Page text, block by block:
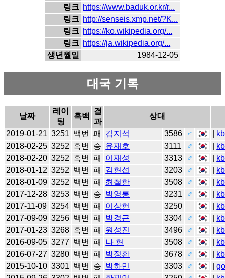
링크 https://www.baduk.or.kr/r...
링크 http://senseis.xmp.net/?K...
링크 https://ko.wikipedia.org/...
링크 https://ja.wikipedia.org/...
생년월일
1984-12-05
대국 기록
날짜
레이
팅
흑백
결
과
상대
2019-01-21 3251 백번 패 김지석 3586 ♂
2018-02-25 3252 흑번 승 유재호 3111 ♂
2018-02-20 3252 흑번 패 이재성 3313 ♂
2018-01-12 3252 백번 패 김현섭 3203 ♂
2018-01-09 3252 백번 패 최철한 3508 ♂
2017-12-28 3253 백번 승 박영롱 3231 ♂
2017-11-09 3254 백번 패 이상헌 3250
2017-09-09 3256 백번 패 박경근 3304 ♂
2017-01-23 3268 흑번 패 원성진 3496 ♂
2016-09-05 3277 백번 패 나 현 3508 ♂
2016-07-27 3280 백번 패 박정환 3678 ♂
2015-10-10 3301 백번 승 박하민 3303 ♂ |